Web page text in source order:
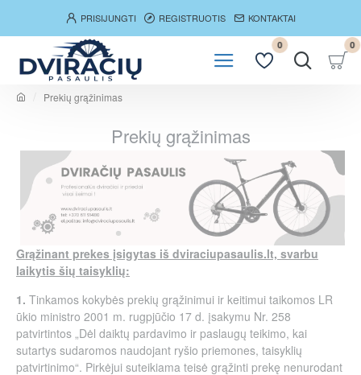
PRISIJUNGTI REGISTRUOTIS KONTAKTAI
0 0
e
Prekių grąžinimas
Prekių grąžinimas
Grąžinant prekes įsigytas iš dviraciupasaulis.lt, svarbu
laikytis šių taisyklių:
1. Tinkamos kokybės prekių grąžinimui ir keitimui taikomos LR
ūkio ministro 2001 m. rugpjūčio 17 d. įsakymu Nr. 258
patvirtintos „Dėl daiktų pardavimo ir paslaugų teikimo, kai
sutartys sudaromos naudojant ryšio priemones, taisyklių
patvirtinimo“. Pirkėjui suteikiama teisė grąžinti prekę nenurodant